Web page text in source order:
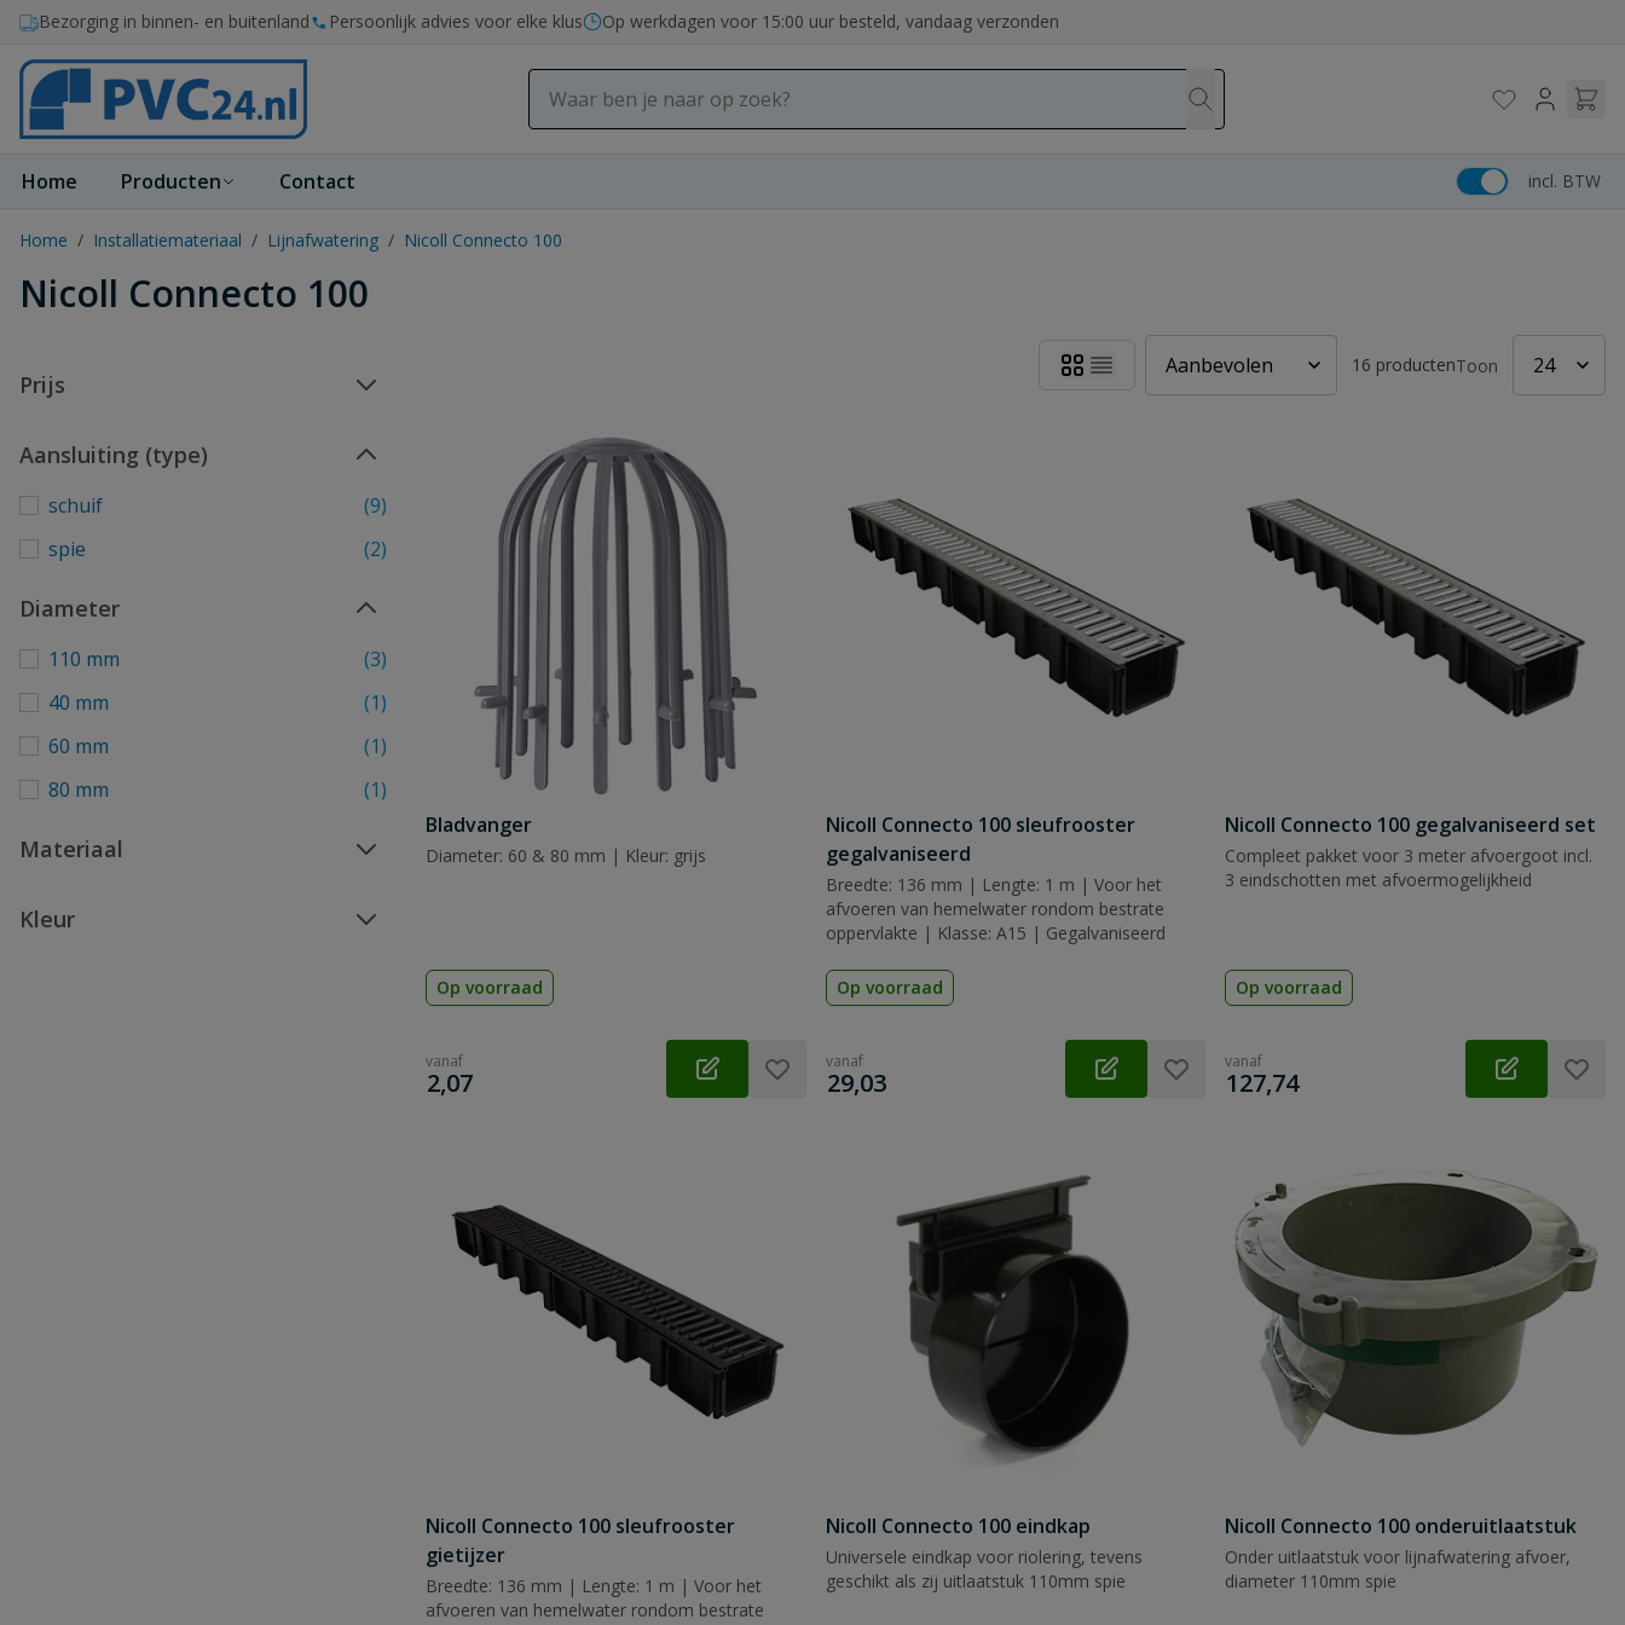
Ga naar de inhoud
Bezorging in binnen- en buitenland Persoonlijk advies voor elke klus Op werkdagen voor 15:00 uur besteld, vandaag verzonden
Home Producten Contact incl. BTW
Home / Installatiemateriaal / Lijnafwatering / Nicoll Connecto 100
Nicoll Connecto 100
Prijs
Aansluiting (type)
schuif
(9)
spie
(2)
Diameter
110 mm
(3)
40 mm
(1)
60 mm
(1)
80 mm
(1)
Materiaal
Kleur
16 productenToon
Bladvanger
Diameter: 60 & 80 mm | Kleur: grijs
Op voorraad
vanaf
€
2,07
Nicoll Connecto 100 sleufrooster
gegalvaniseerd
Breedte: 136 mm | Lengte: 1 m | Voor het
afvoeren van hemelwater rondom bestrate
oppervlakte | Klasse: A15 | Gegalvaniseerd
Op voorraad
vanaf
€
29,03
Nicoll Connecto 100 gegalvaniseerd set
Compleet pakket voor 3 meter afvoergoot incl.
3 eindschotten met afvoermogelijkheid
Op voorraad
vanaf
€
127,74
Nicoll Connecto 100 sleufrooster
gietijzer
Breedte: 136 mm | Lengte: 1 m | Voor het
afvoeren van hemelwater rondom bestrate
Nicoll Connecto 100 eindkap
Universele eindkap voor riolering, tevens
geschikt als zij uitlaatstuk 110mm spie
Nicoll Connecto 100 onderuitlaatstuk
Onder uitlaatstuk voor lijnafwatering afvoer,
diameter 110mm spie